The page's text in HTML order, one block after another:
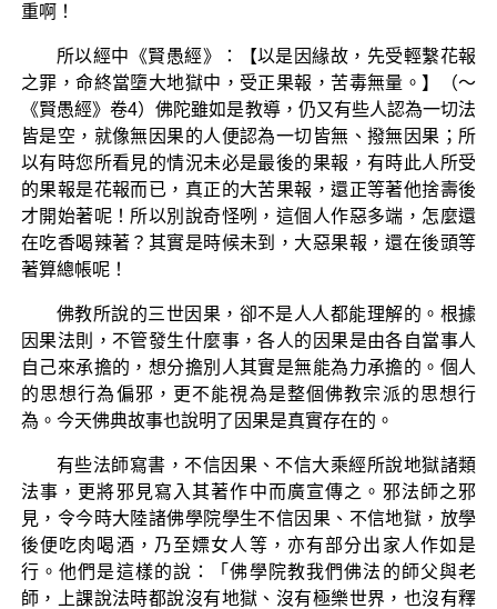
重啊！
所以經中《賢愚經》：【以是因緣故，先受輕繫花報
之罪，命終當墮大地獄中，受正果報，苦毒無量。】（～
《賢愚經》卷4）佛陀雖如是教導，仍又有些人認為一切法
皆是空，就像無因果的人便認為一切皆無、撥無因果；所
以有時您所看見的情況未必是最後的果報，有時此人所受
的果報是花報而已，真正的大苦果報，還正等著他捨壽後
才開始著呢！所以別說奇怪咧，這個人作惡多端，怎麼還
在吃香喝辣著？其實是時候未到，大惡果報，還在後頭等
著算總帳呢！
佛教所說的三世因果，卻不是人人都能理解的。根據
因果法則，不管發生什麼事，各人的因果是由各自當事人
自己來承擔的，想分擔別人其實是無能為力承擔的。個人
的思想行為偏邪，更不能視為是整個佛教宗派的思想行
為。今天佛典故事也說明了因果是真實存在的。
有些法師寫書，不信因果、不信大乘經所說地獄諸類
法事，更將邪見寫入其著作中而廣宣傳之。邪法師之邪
見，令今時大陸諸佛學院學生不信因果、不信地獄，放學
後便吃肉喝酒，乃至嫖女人等，亦有部分出家人作如是
行。他們是這樣的說：「佛學院教我們佛法的師父與老
師，上課說法時都說沒有地獄、沒有極樂世界，也沒有釋